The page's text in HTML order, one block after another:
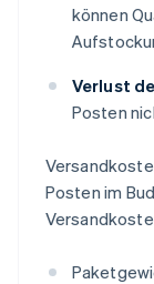
können
Verlust
Posten
Posten im